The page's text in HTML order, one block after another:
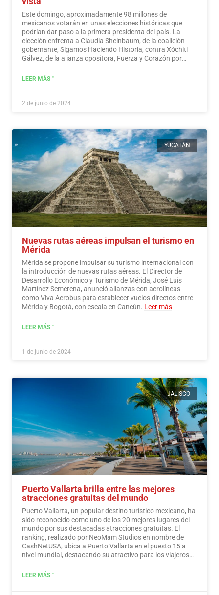
Este domingo, aproximadamente 98 millones de
mexicanos votarán en unas elecciones históricas que
podrían dar paso a la primera presidenta del país. La
elección enfrenta a Claudia Sheinbaum, de la coalición
gobernante, Sigamos Haciendo Historia, contra Xóchitl
Gálvez, de la alianza opositora, Fuerza y Corazón por
Ciudadano, también en la contienda.
LEER MÁS "
2 de junio de 2024
YUCATÁN
Nuevas rutas aéreas impulsan el turismo en
Mérida
Mérida se propone impulsar su turismo internacional con
la introducción de nuevas rutas aéreas. El Director de
Desarrollo Económico y Turismo de Mérida, José Luis
Martínez Semerena, anunció alianzas con aerolíneas
como Viva Aerobus para establecer vuelos directos entre
Mérida y Bogotá, con escala en Cancún. Leer más
LEER MÁS "
1 de junio de 2024
JALISCO
Puerto Vallarta brilla entre las mejores
atracciones gratuitas del mundo
Puerto Vallarta, un popular destino turístico mexicano, ha
sido reconocido como uno de los 20 mejores lugares del
mundo por sus destacadas atracciones gratuitas. El
ranking, realizado por NeoMam Studios en nombre de
CashNetUSA, ubica a Puerto Vallarta en el puesto 15 a
nivel mundial, destacando su atractivo para los viajeros
LEER MÁS "